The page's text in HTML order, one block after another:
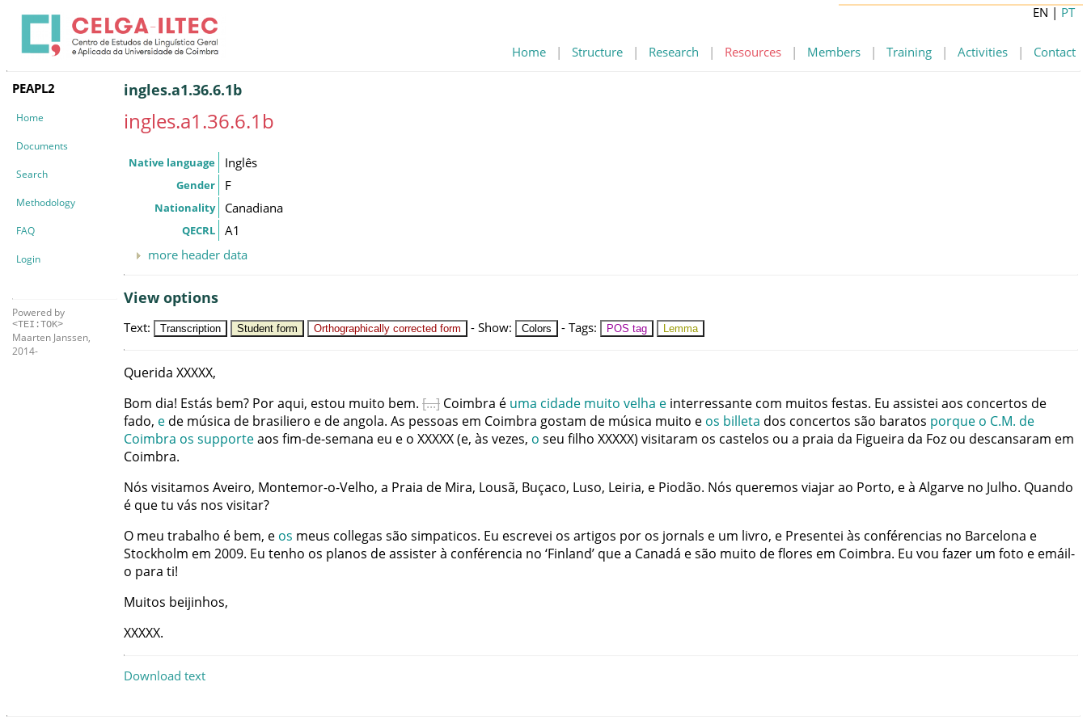
Home | Structure | Research | Resources | Members | Training | Activities | Contact
EN | PT
PEAPL2
Home
Documents
Search
Methodology
FAQ
Login
Powered by
<TEI:TOK>
Maarten Janssen,
2014-
ingles.a1.36.6.1b
ingles.a1.36.6.1b
Native language Inglês
Gender F
Nationality Canadiana
QECRL
A1
more header data
View options
Text: Transcription Student form Orthographically corrected form - Show: Colors - Tags: POS tag Lemma
Querida XXXXX,
Bom dia! Estás bem? Poraqui, estou muito bem. Coimbra é uma cidade muito velha e interressante com muitos festas. Eu assistei aos concertos de
fado, e de música de brasiliero e deangola. As pessoas em Coimbra gostam de música muito e os billeta dos concertos são baratos porque o C.M. de
Coimbra os supporteaos fim-de-semana eu e o XXXXX(e, às vezes, o seu filho XXXXX) visitaram os castelos ou a praia da Figueira da Foz ou descansaram em
Coimbra.
Nós visitamos Aveiro, Montemor-o-Velho, a Praia de Mira, Lousã, Buçaco, Luso, Leiria, e Piodão. Nós queremos viajarao Porto, eà Algarve no Julho. Quando
é quetu vás nos visitar?
O meu trabalho é bem, e os meus collegas são simpaticos. Eu escrevei os artigos por os jornals e um livro, e Presentei às conférencias no Barcelona e
Stockholm em 2009. Eu tenho os planos deassisterà conférencia no ‘Finland’ quea Canadá esão muito deflores em Coimbra. Eu vou fazer um foto e emáil-
o para ti!
Muitos beijinhos,
XXXXX.
Download text